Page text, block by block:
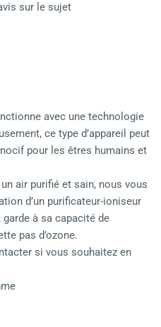
sur le sujet
avec une technologie
ce type d’appareil peut
nocif pour les êtres humains et
air purifié et sain, nous vous
d’un purificateur-ioniseur
garde à sa capacité de
pas d’ozone.
si vous souhaitez en